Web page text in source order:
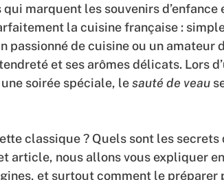
qui marquent les souvenirs
la cuisine française :
passionné de cuisine ou un amateur
et ses arômes délicats. Lors
soirée spéciale, lesauté de veau
classique ? Quels sont les secrets
article, nous allons vous expliquer
et surtout comment le préparer